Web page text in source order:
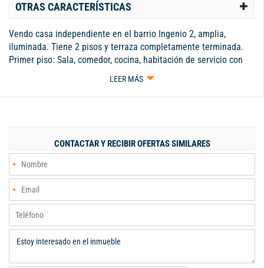
OTRAS CARACTERÍSTICAS
Vendo casa independiente en el barrio Ingenio 2, amplia,
iluminada. Tiene 2 pisos y terraza completamente terminada.
Primer piso: Sala, comedor, cocina, habitación de servicio con
baño, patio ornamental. Segundo piso: 3 habitaciones, principal
terraza adaptada como estadero, zona bbq y zona de oficios.
residencial muy tranquila. Contácteme, será un placer
atenderle.
LEER MÁS
CONTACTAR Y RECIBIR OFERTAS SIMILARES